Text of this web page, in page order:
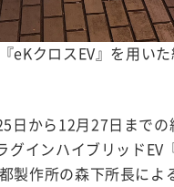
eKクロスEV』を用い
から12月27日までの
インハイブリッドEV
製作所の森下所長によ